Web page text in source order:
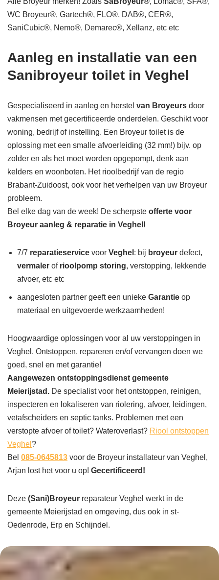
WC Broyeur®, Gartech®, FLO®, DAB®, CER®,
SaniCubic®, Nemo®, Demarec®, Xellanz, etc etc
Aanleg en installatie van een
Sanibroyeur toilet in Veghel
Gespecialiseerd in aanleg en herstel van Broyeurs door
vakmensen met gecertificeerde onderdelen. Geschikt voor
woning, bedrijf of instelling. Een Broyeur toilet is de
oplossing met een smalle afvoerleiding (32 mm!) bijv. op
zolder en als het moet worden opgepompt, denk aan
kelders en woonboten. Het rioolbedrijf van de regio
Brabant-Zuidoost, ook voor het verhelpen van uw Broyeur
probleem.
Bel elke dag van de week! De scherpste offerte voor
Broyeur aanleg & reparatie in Veghel!
7/7 reparatieservice voor Veghel : bij broyeur defect,
vermaler of rioolpomp storing, verstopping, lekkende
afvoer, etc etc
aangesloten partner geeft een unieke Garantie op
materiaal en uitgevoerde werkzaamheden!
Hoogwaardige oplossingen voor al uw verstoppingen in
Veghel. Ontstoppen, repareren en/of vervangen doen we
goed, snel en met garantie!
Aangewezen ontstoppingsdienst gemeente
Meierijstad. De specialist voor het ontstoppen, reinigen,
inspecteren en lokaliseren van riolering, afvoer, leidingen,
vetafscheiders en septic tanks. Problemen met een
verstopte afvoer of toilet? Wateroverlast? Riool ontstoppen
Veghel ?
Bel 085-0645813 voor de Broyeur installateur van Veghel,
Arjan lost het voor u op! Gecertificeerd!
Deze (Sani)Broyeur reparateur Veghel werkt in de
gemeente Meierijstad en omgeving, dus ook in st-
Oedenrode, Erp en Schijndel.